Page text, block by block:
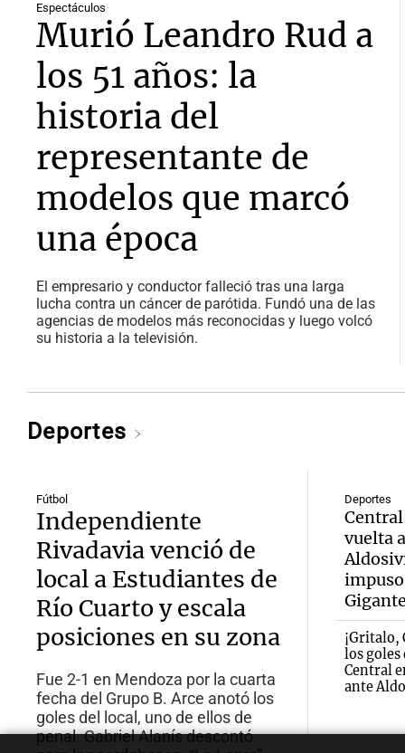
Espectáculos
Murió Leandro Rud a
los 51 años: la
historia del
representante de
modelos que marcó
una época
El empresario y conductor falleció tras una larga
lucha contra un cáncer de parótida. Fundó una de las
agencias de modelos más reconocidas y luego volcó
su historia a la televisión.
Deportes
Fútbol
Independiente
Rivadavia venció de
local a Estudiantes de
Río Cuarto y escala
posiciones en su zona
Fue 2-1 en Mendoza por la cuarta
fecha del Grupo B. Arce anotó los
goles del local, uno de ellos de
penal. Gabriel Alanís descontó
Deportes
vuelta
impuso
¡Gritalo,
los goles
Central
ante